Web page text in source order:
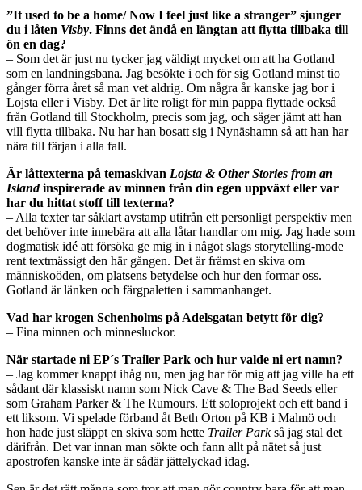
”It used to be a home/ Now I feel just like a stranger” sjunger
du i låten Visby. Finns det ändå en längtan att flytta tillbaka till
ön en dag?
– Som det är just nu tycker jag väldigt mycket om att ha Gotland
som en landningsbana. Jag besökte i och för sig Gotland minst tio
gånger förra året så man vet aldrig. Om några år kanske jag bor i
Lojsta eller i Visby. Det är lite roligt för min pappa flyttade också
från Gotland till Stockholm, precis som jag, och säger jämt att han
vill flytta tillbaka. Nu har han bosatt sig i Nynäshamn så att han har
nära till färjan i alla fall.
Är låttexterna på temaskivan Lojsta & Other Stories from an
Islandinspirerade av minnen från din egen uppväxt eller var
har du hittat stoff till texterna?
– Alla texter tar såklart avstamp utifrån ett personligt perspektiv men
det behöver inte innebära att alla låtar handlar om mig. Jag hade som
dogmatisk idé att försöka ge mig in i något slags storytelling-mode
rent textmässigt den här gången. Det är främst en skiva om
människoöden, om platsens betydelse och hur den formar oss.
Gotland är länken och färgpaletten i sammanhanget.
Vad har krogen Schenholms på Adelsgatan betytt för dig?
– Fina minnen och minnesluckor.
När startade ni EP´s Trailer Park och hur valde ni ert namn?
– Jag kommer knappt ihåg nu, men jag har för mig att jag ville ha ett
sådant där klassiskt namn som Nick Cave & The Bad Seeds eller
som Graham Parker & The Rumours. Ett soloprojekt och ett band i
ett liksom. Vi spelade förband åt Beth Orton på KB i Malmö och
hon hade just släppt en skiva som hette Trailer Parkså jag stal det
därifrån. Det var innan man sökte och fann allt på nätet så just
apostrofen kanske inte är sådär jättelyckad idag.